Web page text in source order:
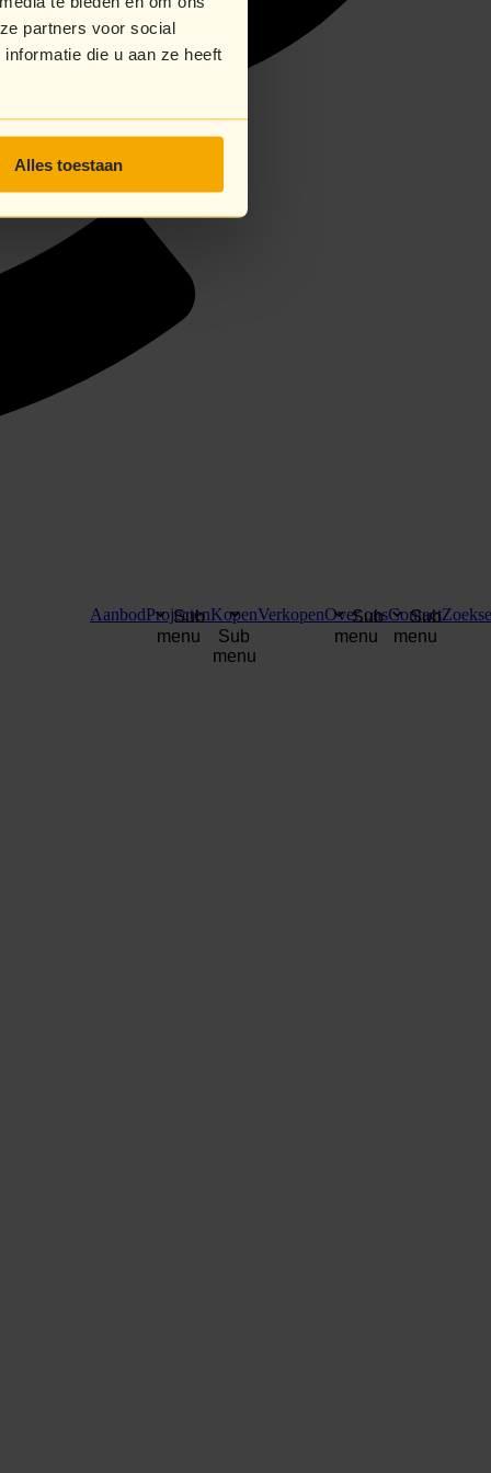
partners voor social
die u aan ze heeft
Alles toestaan
AanbodProjecten
Sub
menu
Kopen
Sub
menu
VerkopenOver ons
Sub
menu
Contact
Sub
menu